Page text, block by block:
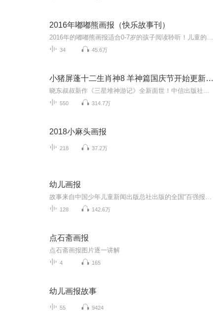
2016年嘟嘟熊画报（快乐故事刊）
34 45.6万
小猪屏蓬十二生肖神8 羊神篇国庆节开始更新啦！
550 314.7万
2018小麻头画报
218 37.2万
幼儿画报
128 142.6万
点石斋画报
点石斋画报图片逐一讲解
4 165
幼儿画报故事
55 9424